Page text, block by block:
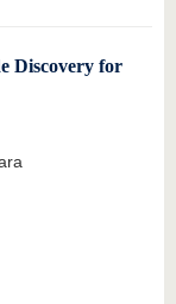
Discovery for